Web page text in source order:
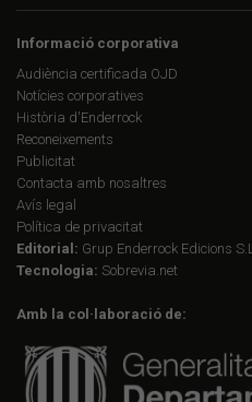
Informació corporativa
Audiència certificada OJD
Notícies corporatives
Història d'Enderrock
Reconeixements
Publicitat
Contacta amb nosaltres
Avís legal
Política de privacitat
Editorial: Grup Enderrock Edicions S.L.
Tecnologia: Sobrevia.net
Amb la col·laboració de: